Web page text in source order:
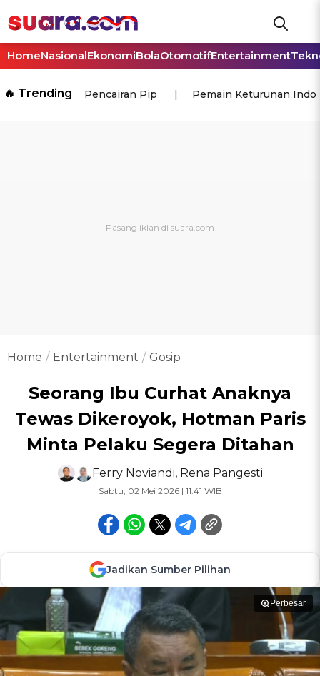
HomeNasionalEkonomiBolaOtomotifEntertainment
🔥 Trending Pencairan Pip Pemain Keturunan
Home Entertainment Gosip
Seorang Ibu Curhat Anaknya
Tewas Dikeroyok, Hotman Paris
Minta Pelaku Segera Ditahan
Ferry Noviandi, Rena Pangesti
Sabtu, 02 Mei 2026 | 11:41 WIB
Jadikan Sumber Pilihan
Perbesar